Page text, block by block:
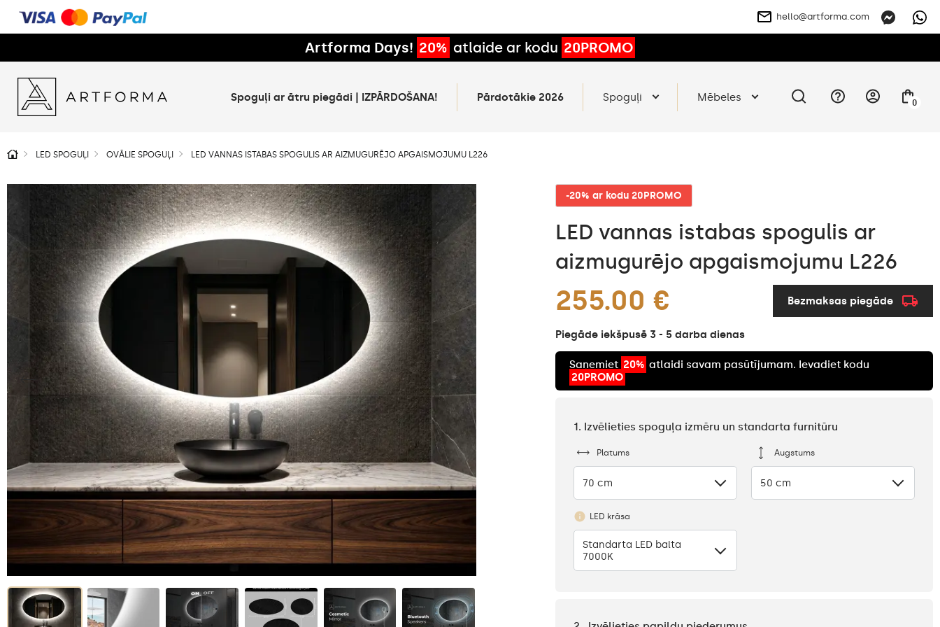
hello@artforma.com
Artforma Days! 20% atlaide ar kodu 20PROMO
Spoguļi ar ātru piegādi | IZPĀRDOŠANA! Pārdotākie 2026 Spoguļi Mēbeles 0
LED SPOGUĻI OVĀLIE SPOGUĻI LED VANNAS ISTABAS SPOGULIS AR AIZMUGURĒJO APGAISMOJUMU L226
-20% ar kodu 20PROMO
LED vannas istabas spogulis ar
aizmugurējo apgaismojumu L226
255.00 € Bezmaksas piegāde
Piegāde iekšpusē 3 - 5 darba dienas
Saņemiet 20% atlaidi savam pasūtījumam. Ievadiet kodu
20PROMO
1. Izvēlieties spoguļa izmēru un standarta furnitūru
Platums
70 cm
Augstums
50 cm
LED krāsa
Standarta LED balta
7000K